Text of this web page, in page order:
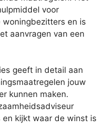
voor
en is
aanvragen van een
geeft in detail aan
jouw
kunnen maken.
en kijkt waar de winst is